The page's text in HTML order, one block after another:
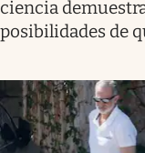
ciencia
posibilidades de